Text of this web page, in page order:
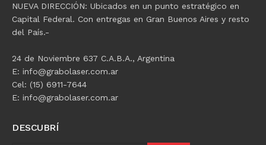
NUEVA DIRECCIÓN: Ubicados en un punto estratégico en
Capital Federal. Con entregas en Gran Buenos Aires y resto
del País.-
24 de Noviembre 637 C.A.B.A., Argentina
E: info@grabolaser.com.ar
Cel: (15) 6911-7644
E: info@grabolaser.com.ar
DESCUBRÍ